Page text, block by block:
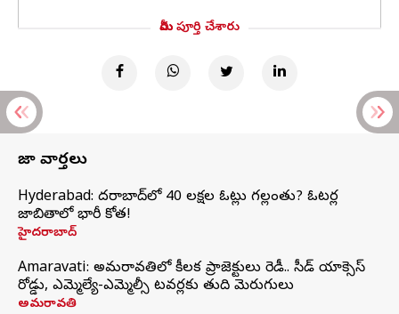
మీరు పూర్తి చేశారు
తాజా వార్తలు
Hyderabad: హైదరాబాద్‌లో 40 లక్షల ఓట్లు గల్లంతు? ఓటర్ల
జాబితాలో భారీ కోత!
హైదరాబాద్
Amaravati: అమరావతిలో కీలక ప్రాజెక్టులు రెడీ.. సీడ్‌ యాక్సెస్‌
రోడ్డు, ఎమ్మెల్యే-ఎమ్మెల్సీ టవర్లకు తుది మెరుగులు
అమరావతి